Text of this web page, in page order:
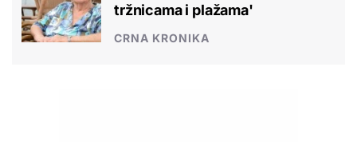
tržnicama i plažama'
CRNA KRONIKA